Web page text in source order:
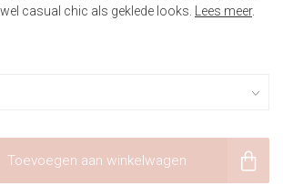
casual chic als geklede looks.
Lees meer.
Toevoegen aan winkelwagen